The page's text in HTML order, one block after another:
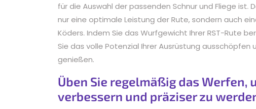
für die Auswahl der passenden Schnur und Fliege
nur eine optimale Leistung der Rute, sondern auch
Köders. Indem Sie das Wurfgewicht Ihrer RST-Rute
Sie das volle Potenzial Ihrer Ausrüstung ausschöpfen
genießen.
Üben Sie regelmäßig das Werfen,
verbessern und präziser zu